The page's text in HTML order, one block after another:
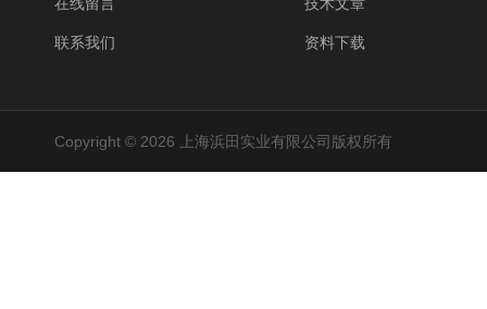
联系我们 资料下载
Copyright © 2026 上海浜田实业有限公司版权所有